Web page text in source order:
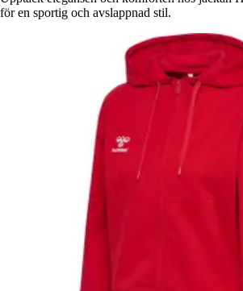
för en sportig och avslappnad stil.